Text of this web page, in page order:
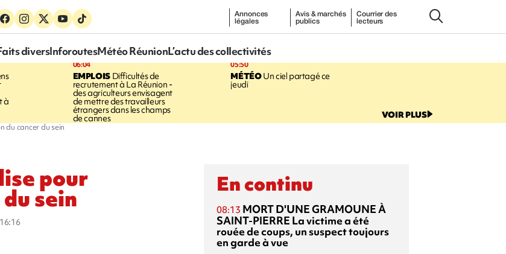
Annonces
légales
Avis & marchés
publics
Courrier des
lecteurs
diversInforoutesMétéo RéunionL’actu des collectivités
à
06:04
EMPLOISDifficultés de
recrutement à La Réunion -
des agriculteurs envisagent
de mettre des travailleurs
étrangers dans les champs
de cannes
05:50
MÉTÉOUn ciel partagé ce
jeudi
VOIR PLUS
du cancer du sein
pour
sein
En continu
08:13 MORT D'UNE GRAMOUNE À
SAINT-PIERRE La victime a été
rouée de coups, un suspect toujours
en garde à vue